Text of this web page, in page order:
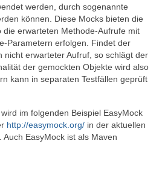
werden, durch sogenannte
können. Diese Mocks bieten die
die erwarteten Methode-Aufrufe mit
Parametern erfolgen. Findet der
nicht erwarteter Aufruf, so schlägt der
der gemockten Objekte wird also
kann in separaten Testfällen geprüft
im folgenden Beispiel EasyMock
http://easymock.org/ in der aktuellen
EasyMock ist als Maven